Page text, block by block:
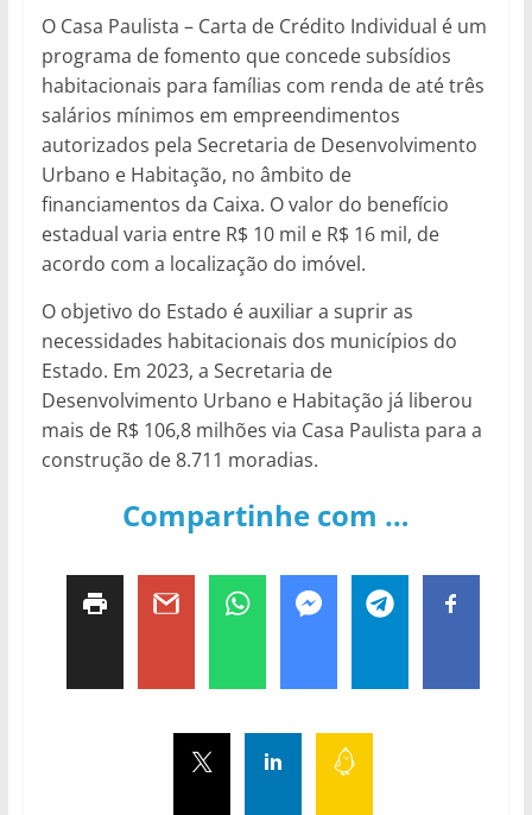
O Casa Paulista – Carta de Crédito Individual é um
programa de fomento que concede subsídios
habitacionais para famílias com renda de até três
salários mínimos em empreendimentos
autorizados pela Secretaria de Desenvolvimento
Urbano e Habitação, no âmbito de
financiamentos da Caixa. O valor do benefício
estadual varia entre R$ 10 mil e R$ 16 mil, de
acordo com a localização do imóvel.
O objetivo do Estado é auxiliar a suprir as
necessidades habitacionais dos municípios do
Estado. Em 2023, a Secretaria de
Desenvolvimento Urbano e Habitação já liberou
mais de R$ 106,8 milhões via Casa Paulista para a
construção de 8.711 moradias.
Compartinhe com …